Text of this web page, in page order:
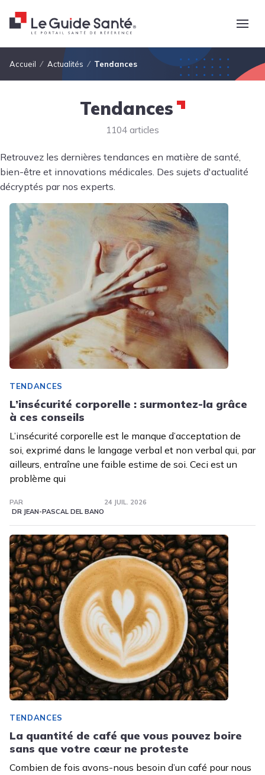
Fil d'Ariane
Accueil Actualités Tendances
Tendances
1104 articles
Retrouvez les dernières tendances en matière de santé,
bien-être et innovations médicales. Des sujets d'actualité
décryptés par nos experts.
TENDANCES
L’insécurité corporelle : surmontez-la grâce
à ces conseils
L’insécurité corporelle est le manque d’acceptation de
soi, exprimé dans le langage verbal et non verbal qui, par
ailleurs, entraîne une faible estime de soi. Ceci est un
problème qui
PAR
DR JEAN-PASCAL DEL BANO
24 JUIL. 2026
TENDANCES
La quantité de café que vous pouvez boire
sans que votre cœur ne proteste
Combien de fois avons-nous besoin d’un café pour nous